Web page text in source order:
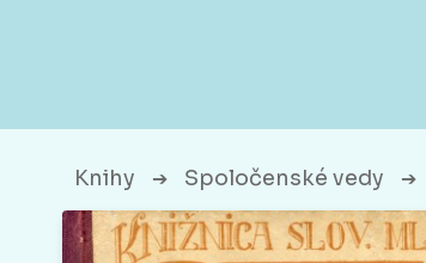
Knihy ➔ Spoločenské vedy ➔